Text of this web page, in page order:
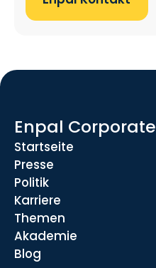
Enpal Corporate
Startseite
Presse
Politik
Karriere
Themen
Akademie
Blog